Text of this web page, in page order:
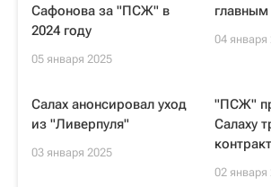
Сафонова за "ПСЖ" в
2024 году
05 января 2025
04 января
Салах анонсировал уход
из "Ливерпуля"
03 января 2025
"ПСЖ"
Салаху
02 января